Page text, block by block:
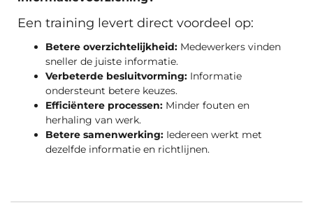
Een training levert direct voordeel op:
Betere overzichtelijkheid: Medewerkers vinden
sneller de juiste informatie.
Verbeterde besluitvorming: Informatie
ondersteunt betere keuzes.
Efficiëntere processen: Minder fouten en
herhaling van werk.
Betere samenwerking: Iedereen werkt met
dezelfde informatie en richtlijnen.